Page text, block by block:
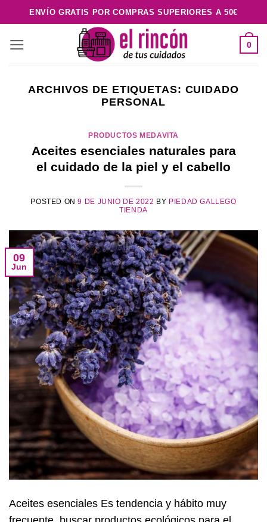
al
contenido
ENVÍO GRATIS POR COMPRAS SUPERIORES A 50€
0
ARCHIVOS DE ETIQUETAS: CUIDADO
PERSONAL
PRODUCTOS MEDAVITA
Aceites esenciales naturales para
el cuidado de la piel y el cabello
POSTED ON9 DE JUNIO DE 2022 BY PIEDAD GALLEGO
TIENDA
09
Jun
Aceites esenciales Es tendencia y hábito muy